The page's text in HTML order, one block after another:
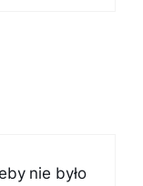
nie było